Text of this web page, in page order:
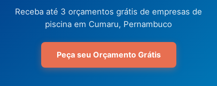
Receba até 3 orçamentos grátis de empresas de
piscina em Cumaru, Pernambuco
Peça seu Orçamento Grátis